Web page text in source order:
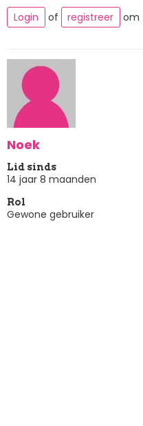
Login
of registreer om
Noek
Lid sinds
14 jaar 8 maanden
Rol
Gewone gebruiker